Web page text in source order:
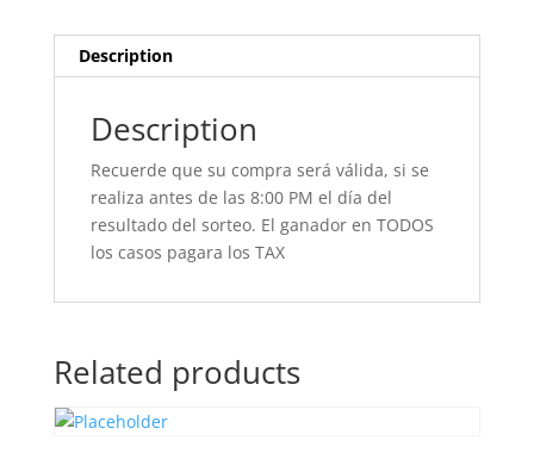
Description
Description
Recuerde que su compra será válida, si se
realiza antes de las 8:00 PM el día del
resultado del sorteo. El ganador en TODOS
los casos pagara los TAX
Related products